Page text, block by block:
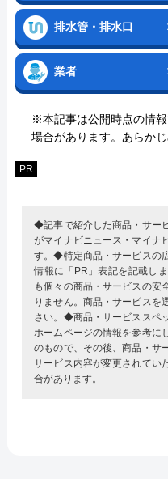
排水管・排水口
業者
※本記事は公開時点の情
場合があります。あらか
PR
◆記事で紹介した商品・サー
がマイナビニュース・マイナ
す。◆特定商品・サービスの
情報に「PR」表記を記載し
も個々の商品・サービスの安
りません。商品・サービスを
さい。◆商品・サービススペ
ホームページの情報を参考に
のもので、その後、商品・サ
サービス内容が変更されてい
合があります。